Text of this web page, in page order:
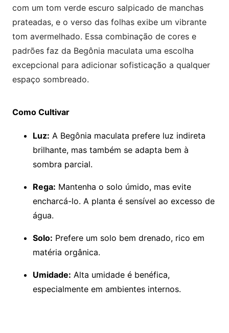
com um tom verde escuro salpicado de manchas
prateadas, e o verso das folhas exibe um vibrante
tom avermelhado. Essa combinação de cores e
padrões faz da Begônia maculata uma escolha
excepcional para adicionar sofisticação a qualquer
espaço sombreado.
Como Cultivar
Luz: A Begônia maculata prefere luz indireta
brilhante, mas também se adapta bem à
sombra parcial.
Rega: Mantenha o solo úmido, mas evite
encharcá-lo. A planta é sensível ao excesso de
água.
Solo: Prefere um solo bem drenado, rico em
matéria orgânica.
Umidade: Alta umidade é benéfica,
especialmente em ambientes internos.